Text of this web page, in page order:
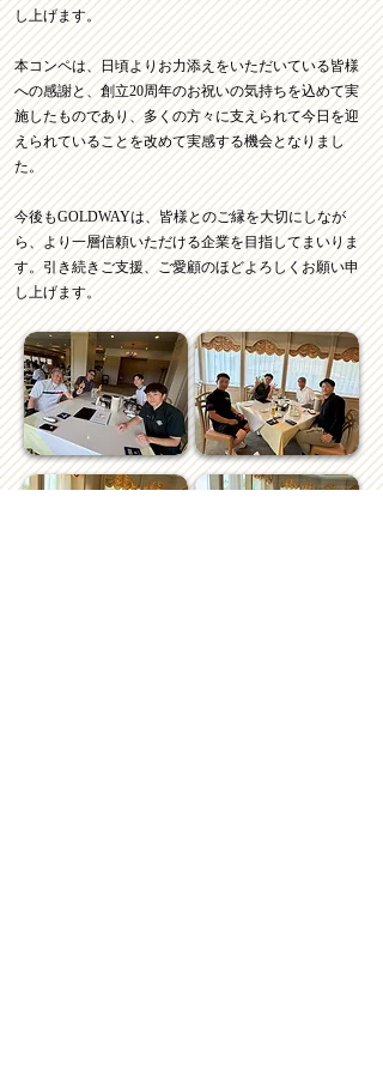
し上げます。
本コンペは、日頃よりお力添えをいただいている皆様
への感謝と、創立20周年のお祝いの気持ちを込めて実
施したものであり、多くの方々に支えられて今日を迎
えられていることを改めて実感する機会となりまし
た。
今後もGOLDWAYは、皆様とのご縁を大切にしなが
ら、より一層信頼いただける企業を目指してまいりま
す。引き続きご支援、ご愛顧のほどよろしくお願い申
し上げます。